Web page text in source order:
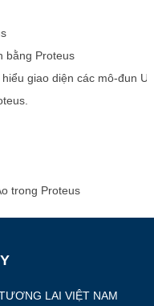
bằng Proteus
giao diện các mô-đun
trong Proteus
LAI VIỆT NAM